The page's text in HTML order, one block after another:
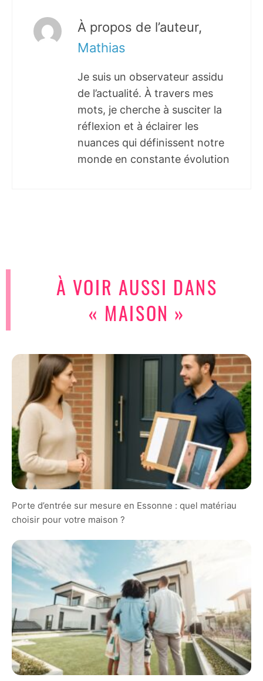
À propos de l’auteur,
Mathias
Je suis un observateur assidu
de l’actualité. À travers mes
mots, je cherche à susciter la
réflexion et à éclairer les
nuances qui définissent notre
monde en constante évolution
À VOIR AUSSI DANS
« MAISON »
Porte d’entrée sur mesure en Essonne : quel matériau
choisir pour votre maison ?